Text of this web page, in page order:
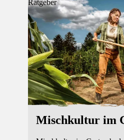
Ratgeber
Mischkultur im